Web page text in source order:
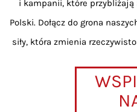
i kampanii, które przybliżają
Polski. Dołącz do grona
siły, która zmienia